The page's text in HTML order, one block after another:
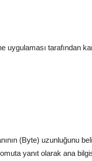
uygulaması tarafından
(Byte) uzunluğunu
yanıt olarak ana